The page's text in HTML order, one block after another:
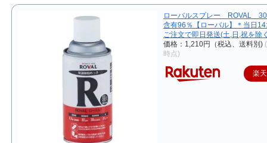
ローバルスプレー ROVAL
含有96％【ローバル】＊当日
ご注文で即日発送(土,日,祝を除
価格：1,210円（税込、送料別)
時点)
楽